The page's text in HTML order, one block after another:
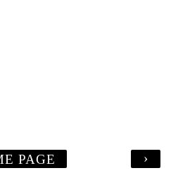
›
PAGE